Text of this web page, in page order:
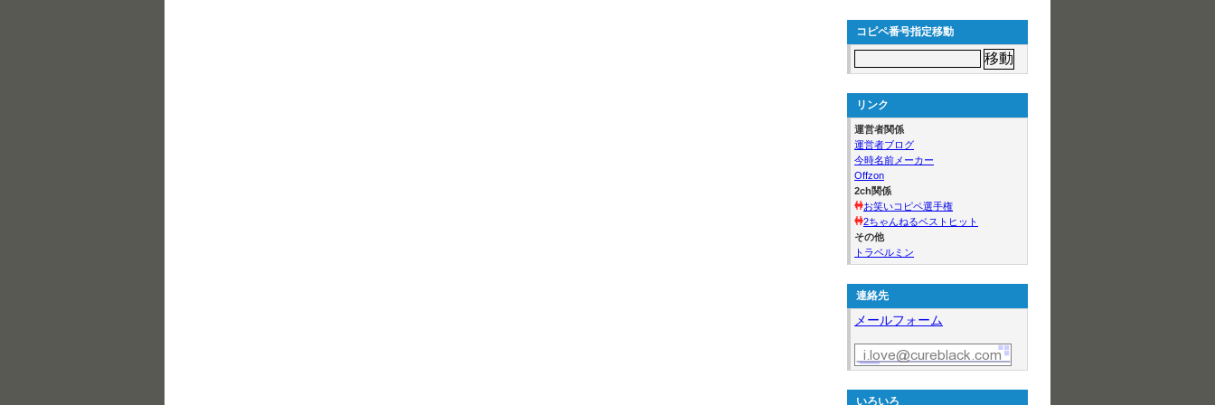
コピペ番号指定移動
リンク
運営者関係
運営者ブログ
今時名前メーカー
Offzon
2ch関係
お笑いコピペ選手権
2ちゃんねるベストヒット
その他
トラベルミン
連絡先
メールフォーム
いろいろ